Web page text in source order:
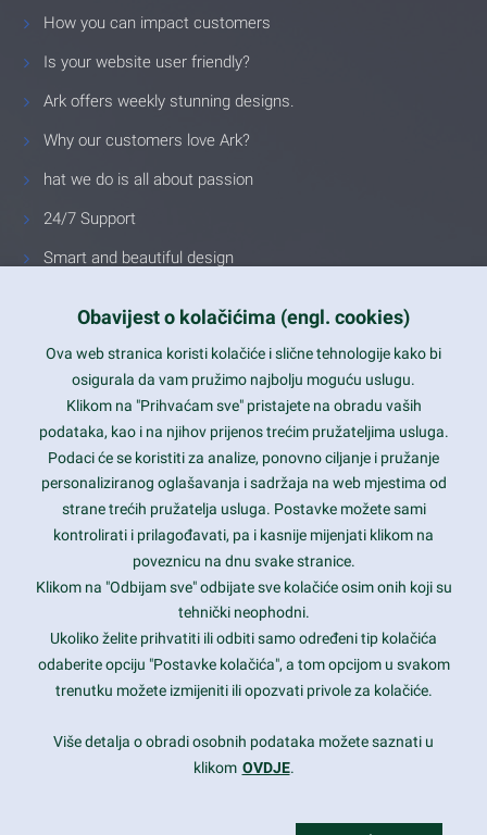
How you can impact customers
Is your website user friendly?
Ark offers weekly stunning designs.
Why our customers love Ark?
hat we do is all about passion
24/7 Support
Smart and beautiful design
Latest trends and much more...
Contact Info
1600 Amphitheatre Parkway, Mountain View, CA 94043
prothemes.net@gmail.com
Daily: 9:00 am - 6:00 pm
Sunday: Closed
Copyright 2017FRESHFACE© All Rights Reserved
Obavijest o kolačićima (engl. cookies)
Ova web stranica koristi kolačiće i slične tehnologije kako bi
osigurala da vam pružimo najbolju moguću uslugu.
Klikom na "Prihvaćam sve" pristajete na obradu vaših
podataka, kao i na njihov prijenos trećim pružateljima usluga.
Podaci će se koristiti za analize, ponovno ciljanje i pružanje
personaliziranog oglašavanja i sadržaja na web mjestima od
strane trećih pružatelja usluga. Postavke možete sami
kontrolirati i prilagođavati, pa i kasnije mijenjati klikom na
poveznicu na dnu svake stranice.
Klikom na "Odbijam sve" odbijate sve kolačiće osim onih koji su
tehnički neophodni.
Ukoliko želite prihvatiti ili odbiti samo određeni tip kolačića
odaberite opciju "Postavke kolačića", a tom opcijom u svakom
trenutku možete izmijeniti ili opozvati privole za kolačiće.
Više detalja o obradi osobnih podataka možete saznati u
klikom OVDJE.